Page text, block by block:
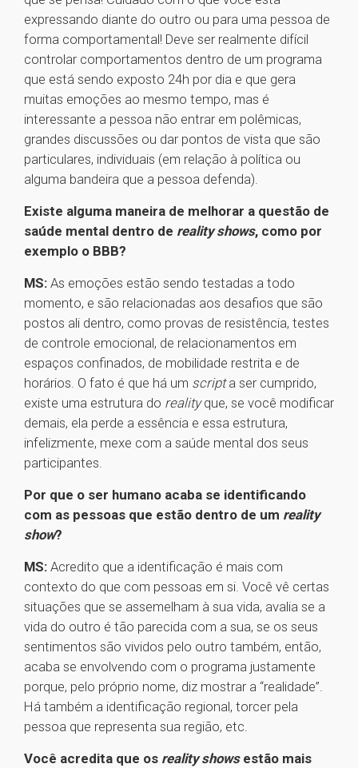
expressando diante do outro ou para uma pessoa de
forma comportamental! Deve ser realmente difícil
controlar comportamentos dentro de um programa
que está sendo exposto 24h por dia e que gera
muitas emoções ao mesmo tempo, mas é
interessante a pessoa não entrar em polêmicas,
grandes discussões ou dar pontos de vista que são
particulares, individuais (em relação à política ou
alguma bandeira que a pessoa defenda).
Existe alguma maneira de melhorar a questão de
saúde mental dentro de reality shows, como por
exemplo o BBB?
MS: As emoções estão sendo testadas a todo
momento, e são relacionadas aos desafios que são
postos ali dentro, como provas de resistência, testes
de controle emocional, de relacionamentos em
espaços confinados, de mobilidade restrita e de
horários. O fato é que há um scripta ser cumprido,
existe uma estrutura do realityque, se você modificar
demais, ela perde a essência e essa estrutura,
infelizmente, mexe com a saúde mental dos seus
participantes.
Por que o ser humano acaba se identificando
com as pessoas que estão dentro de um reality
show?
MS: Acredito que a identificação é mais com
contexto do que com pessoas em si. Você vê certas
situações que se assemelham à sua vida, avalia se a
vida do outro é tão parecida com a sua, se os seus
sentimentos são vividos pelo outro também, então,
acaba se envolvendo com o programa justamente
porque, pelo próprio nome, diz mostrar a “realidade”.
Há também a identificação regional, torcer pela
pessoa que representa sua região, etc.
Você acredita que os reality showsestão mais